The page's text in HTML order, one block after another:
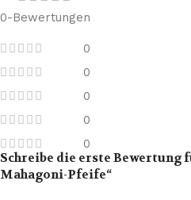
0-Bewertungen
0
0
0
0
0
Schreibe die erste Bewertung
Mahagoni-Pfeife“